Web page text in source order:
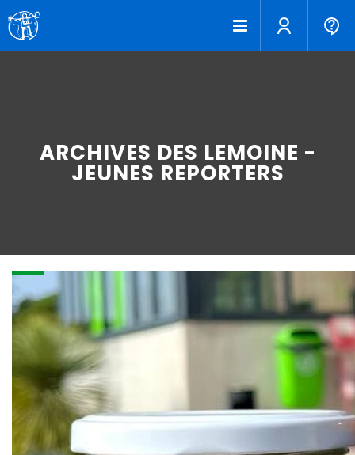
ARCHIVES DES LEMOINE -
JEUNES REPORTERS